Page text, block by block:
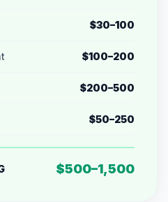
$30–100
$100–200
$200–500
$50–250
$500–1,500